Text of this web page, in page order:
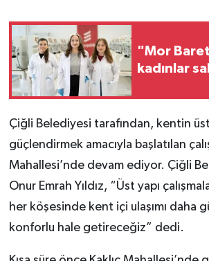
"Mor
kadınlar
Çiğli Belediyesi tarafından, kentin üst
güçlendirmek amacıyla başlatılan
Mahallesi’nde devam ediyor. Çiğli
Onur Emrah Yıldız, “Üst yapı
her köşesinde kent içi ulaşımı daha
konforlu hale getireceğiz” dedi.